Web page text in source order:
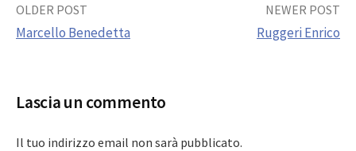
Post
OLDER POST
Marcello Benedetta
NEWER POST
Ruggeri Enrico
Lascia un commento
Il tuo indirizzo email non sarà pubblicato.